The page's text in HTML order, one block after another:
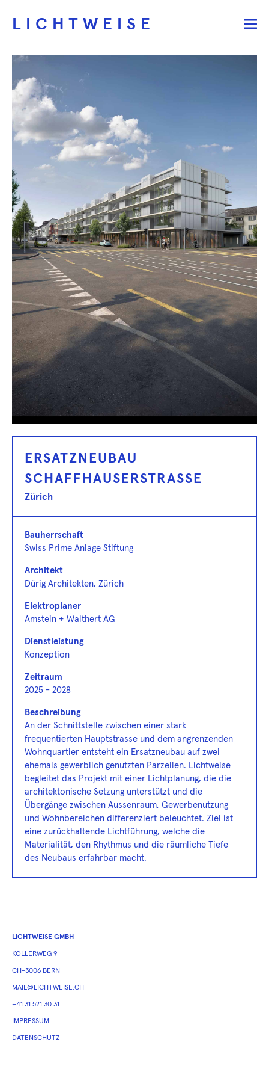
LICHTWEISE
ERSATZNEUBAU
SCHAFFHAUSERSTRASSE
Zürich
Bauherrschaft
Swiss Prime Anlage Stiftung
Architekt
Dürig Architekten, Zürich
Elektroplaner
Amstein + Walthert AG
Dienstleistung
Konzeption
Zeitraum
2025 - 2028
Beschreibung
An der Schnittstelle zwischen einer stark
frequentierten Hauptstrasse und dem angrenzenden
Wohnquartier entsteht ein Ersatzneubau auf zwei
ehemals gewerblich genutzten Parzellen. Lichtweise
begleitet das Projekt mit einer Lichtplanung, die die
architektonische Setzung unterstützt und die
Übergänge zwischen Aussenraum, Gewerbenutzung
und Wohnbereichen differenziert beleuchtet. Ziel ist
eine zurückhaltende Lichtführung, welche die
Materialität, den Rhythmus und die räumliche Tiefe
des Neubaus erfahrbar macht.
LICHTWEISE GMBH
KOLLERWEG 9
CH-3006 BERN
MAIL@LICHTWEISE.CH
+41 31 521 30 31
IMPRESSUM
DATENSCHUTZ